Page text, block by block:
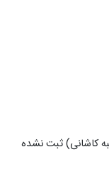
کاشانی) ثبت نشده